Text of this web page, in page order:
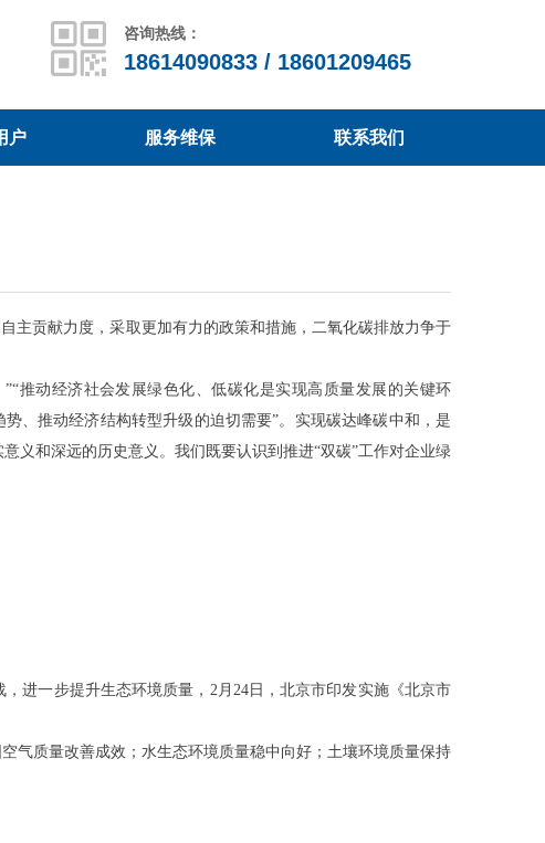
咨询热线：
18614090833 / 18601209465
户 服务维保 联系我们
主贡献力度，采取更加有力的政策和措施，二氧化碳排放力争于
推动经济社会发展绿色化、低碳化是实现高质量发展的关键环
、推动经济结构转型升级的迫切需要”。实现碳达峰碳中和，是
义和深远的历史意义。我们既要认识到推进“双碳”工作对企业绿
进一步提升生态环境质量，2月24日，北京市印发实施《北京市
气质量改善成效；水生态环境质量稳中向好；土壤环境质量保持